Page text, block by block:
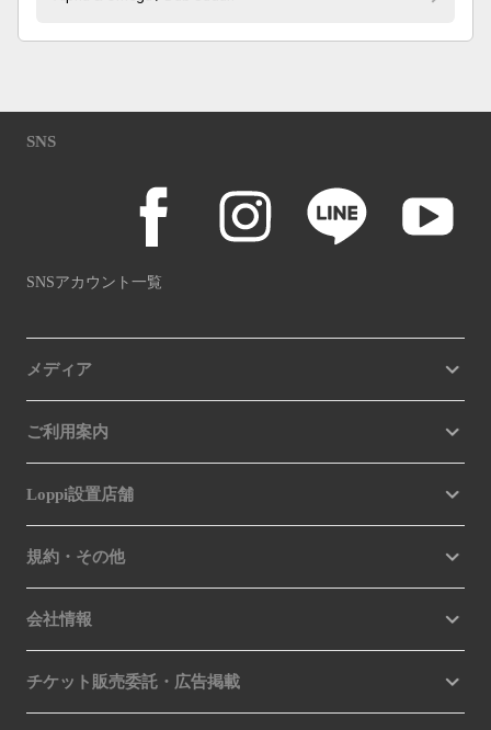
SNS
SNSアカウント一覧
メディア
ご利用案内
Loppi設置店舗
規約・その他
会社情報
チケット販売委託・広告掲載